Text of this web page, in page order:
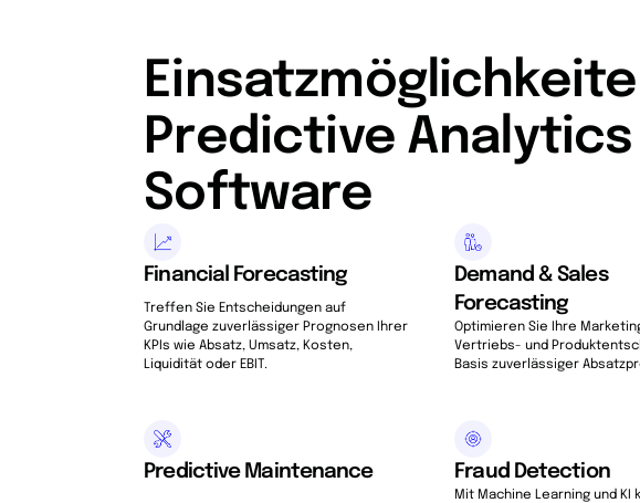
Predictive Analytics
Software
Financial Forecasting
Treffen Sie Entscheidungen auf
Grundlage zuverlässiger Prognosen Ihrer
KPIs wie Absatz, Umsatz, Kosten,
Liquidität oder EBIT.
Demand & Sales
Forecasting
Optimieren Sie Ihre
Vertriebs- und
Basis zuverlässiger
Predictive Maintenance Fraud Detection
Mit Machine Learning und KI